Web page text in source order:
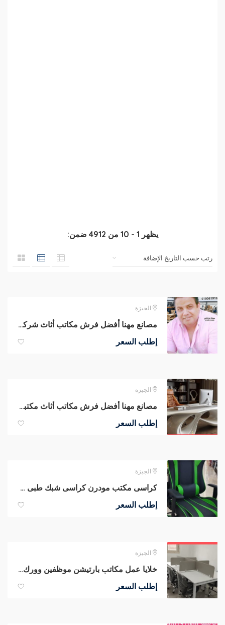
يظهر 1
-
10 من 4912 ضمن:
الجيزة
مصانع مهنا أفضل فرش مكاتب أثاث شركات مكاتب مديرين كراسى مكتب مودرن
إطلب السعر
الجيزة
مصانع مهنا أفضل فرش مكاتب أثاث مكتبى متنوع مكاتب مدير كراسى شبك
إطلب السعر
الجيزة
كراسى مكتب مودرن كراسى شبك طبى كراسى مدير عام جلد طبيعي من مصانع مهنا
إطلب السعر
الجيزة
خلايا عمل مكاتب بارتيشن موظفين وورك إستيشن مكاتب مودرن أثاث شركات
إطلب السعر